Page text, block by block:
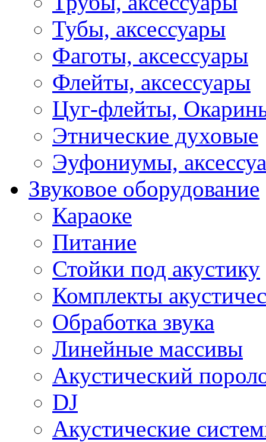
Тубы, аксессуары
Фаготы, аксессуары
Флейты, аксессуары
Цуг-флейты,
Этнические духовые
Эуфониумы,
Звуковое оборудование
Караоке
Питание
Стойки под акустику
Комплекты
Обработка звука
Линейные массивы
Акустический
DJ
Акустические